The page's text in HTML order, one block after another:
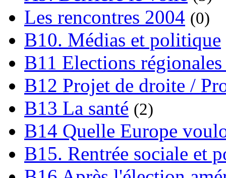
Les rencontres 2004 (0)
B10. Médias et politique
B11 Elections régionales
B12 Projet de droite /
B13 La santé (2)
B14 Quelle Europe
B15. Rentrée sociale et